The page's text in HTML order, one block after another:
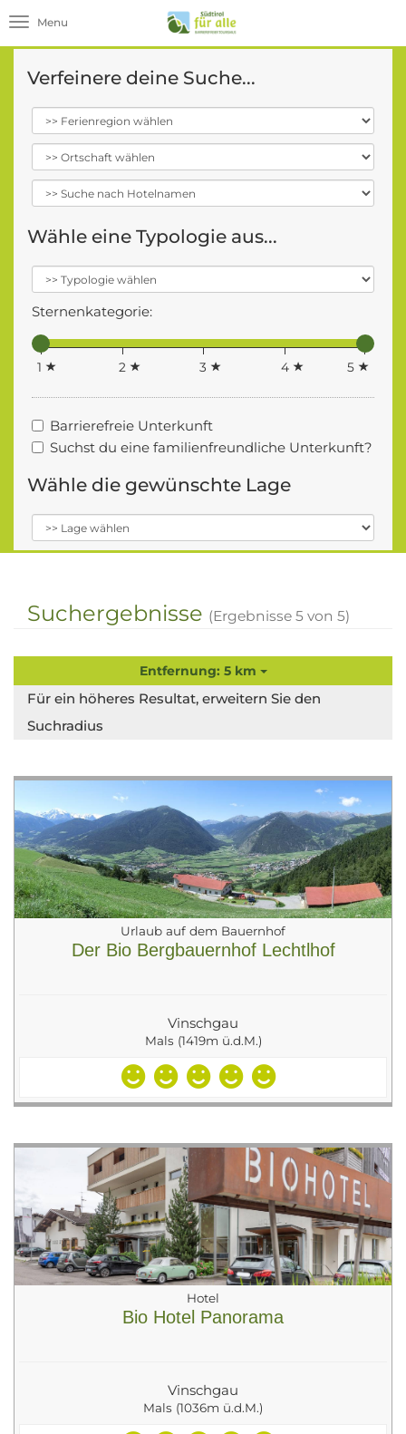
Toggle navigation
Verfeinere deine Suche...
Wähle eine Typologie aus...
Sternenkategorie:
1 2 3 4 5
Barrierefreie Unterkunft
Suchst du eine familienfreundliche Unterkunft?
Wähle die gewünschte Lage
Suchergebnisse (Ergebnisse 5 von 5)
Entfernung: 5 km
Für ein höheres Resultat, erweitern Sie den
Suchradius
Urlaub auf dem Bauernhof
Der Bio Bergbauernhof Lechtlhof
Vinschgau
Mals (1419m ü.d.M.)
Hotel
Bio Hotel Panorama
Vinschgau
Mals (1036m ü.d.M.)